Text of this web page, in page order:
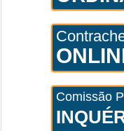
Comissão